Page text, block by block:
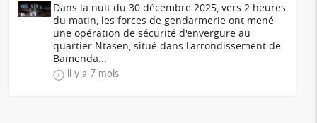
Dans la nuit du 30 décembre 2025, vers 2 heures
du matin, les forces de gendarmerie ont mené
une opération de sécurité d'envergure au
quartier Ntasen, situé dans l'arrondissement de
Bamenda...
il y a 7 mois